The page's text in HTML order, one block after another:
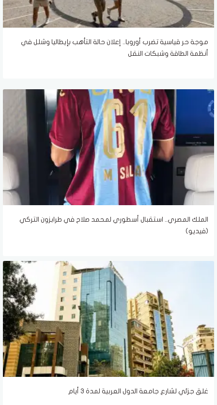
موجة حر قياسية تضرب أوروبا.. إعلان حالة التأهب بإيطاليا وشلل في
أنظمة الطاقة وشبكات النقل
الملك المصري.. استقبال أسطوري لمحمد صلاح في طرابزون التركي
(فيديو)
غلق جزئي لشارع جامعة الدول العربية لمدة ٣ أيام